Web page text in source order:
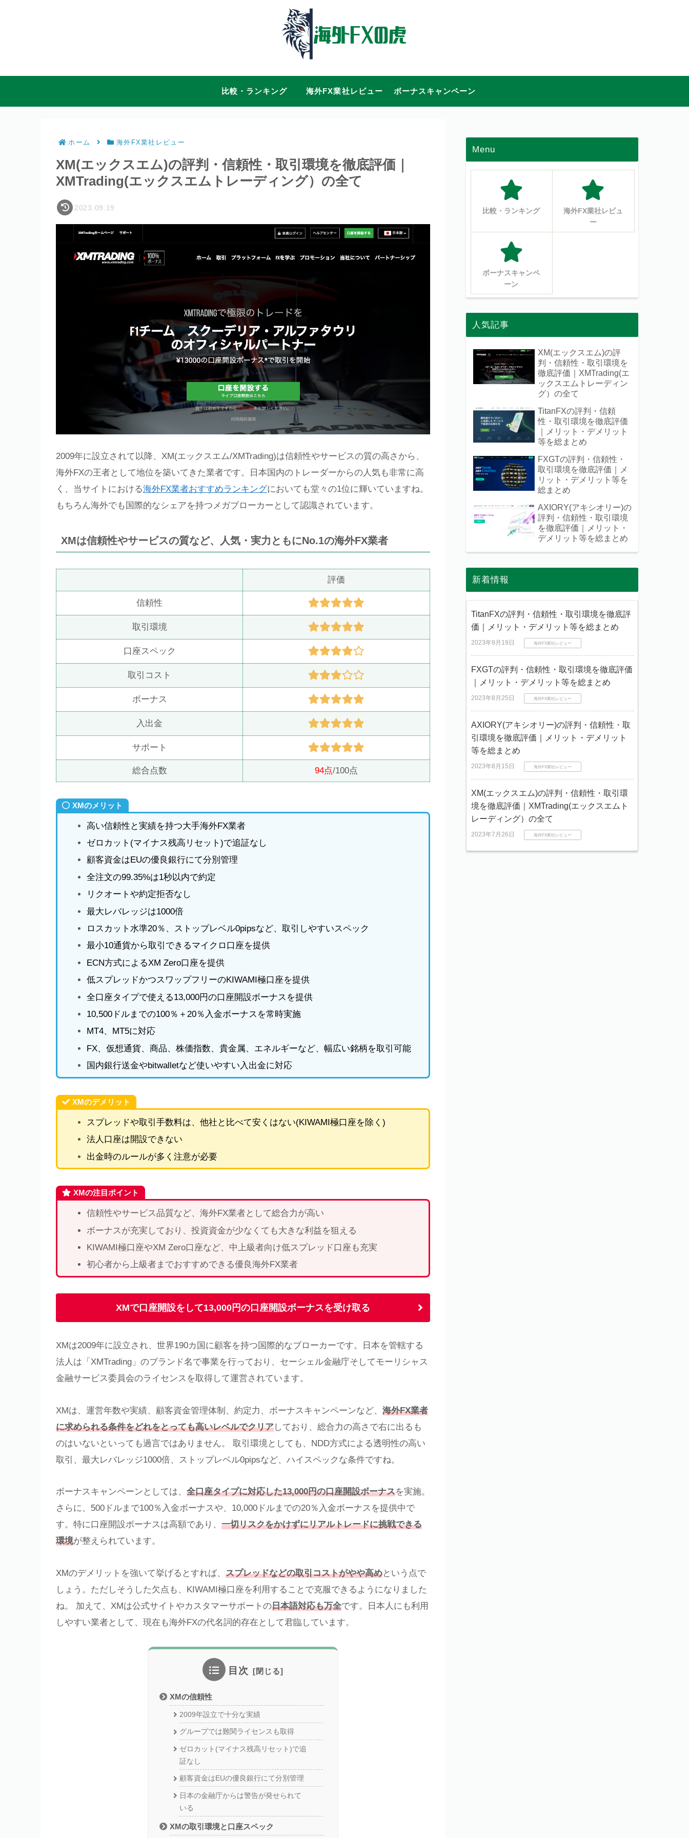
比較・ランキング 海外FX業社レビュー ボーナスキャンペーン
ホーム 海外FX業社レビュー
XM(エックスエム)の評判・信頼性・取引環境を徹底評価｜
XMTrading(エックスエムトレーディング）の全て
2023.09.19
2009年に設立されて以降、XM(エックスエム/XMTrading)は信頼性やサービスの質の高さから、
海外FXの王者として地位を築いてきた業者です。日本国内のトレーダーからの人気も非常に高
く、当サイトにおける海外FX業者おすすめランキングにおいても堂々の1位に輝いていますね。
もちろん海外でも国際的なシェアを持つメガブローカーとして認識されています。
XMは信頼性やサービスの質など、人気・実力ともにNo.1の海外FX業者
評価
信頼性
取引環境
口座スペック
取引コスト
ボーナス
入出金
サポート
総合点数 94点/100点
XMのメリット
高い信頼性と実績を持つ大手海外FX業者
ゼロカット(マイナス残高リセット)で追証なし
顧客資金はEUの優良銀行にて分別管理
全注文の99.35%は1秒以内で約定
リクオートや約定拒否なし
最大レバレッジは1000倍
ロスカット水準20％、ストップレベル0pipsなど、取引しやすいスペック
最小10通貨から取引できるマイクロ口座を提供
ECN方式によるXM Zero口座を提供
低スプレッドかつスワップフリーのKIWAMI極口座を提供
全口座タイプで使える13,000円の口座開設ボーナスを提供
10,500ドルまでの100％＋20％入金ボーナスを常時実施
MT4、MT5に対応
FX、仮想通貨、商品、株価指数、貴金属、エネルギーなど、幅広い銘柄を取引可能
国内銀行送金やbitwalletなど使いやすい入出金に対応
XMのデメリット
スプレッドや取引手数料は、他社と比べて安くはない(KIWAMI極口座を除く)
法人口座は開設できない
出金時のルールが多く注意が必要
XMの注目ポイント
信頼性やサービス品質など、海外FX業者として総合力が高い
ボーナスが充実しており、投資資金が少なくても大きな利益を狙える
KIWAMI極口座やXM Zero口座など、中上級者向け低スプレッド口座も充実
初心者から上級者までおすすめできる優良海外FX業者
XMで口座開設をして13,000円の口座開設ボーナスを受け取る
XMは2009年に設立され、世界190カ国に顧客を持つ国際的なブローカーです。日本を管轄する
法人は「XMTrading」のブランド名で事業を行っており、セーシェル金融庁そしてモーリシャス
金融サービス委員会のライセンスを取得して運営されています。
XMは、運営年数や実績、顧客資金管理体制、約定力、ボーナスキャンペーンなど、 海外FX業者
に求められる条件をどれをとっても高いレベルでクリアしており、総合力の高さで右に出るも
のはいないといっても過言ではありません。 取引環境としても、NDD方式による透明性の高い
取引、最大レバレッジ1000倍、ストップレベル0pipsなど、ハイスペックな条件ですね。
ボーナスキャンペーンとしては、 全口座タイプに対応した13,000円の口座開設ボーナスを実施。
さらに、500ドルまで100％入金ボーナスや、10,000ドルまでの20％入金ボーナスを提供中で
す。特に口座開設ボーナスは高額であり、 一切リスクをかけずにリアルトレードに挑戦できる
環境が整えられています。
XMのデメリットを強いて挙げるとすれば、 スプレッドなどの取引コストがやや高めという点で
しょう。ただしそうした欠点も、KIWAMI極口座を利用することで克服できるようになりました
ね。 加えて、XMは公式サイトやカスタマーサポートの日本語対応も万全です。日本人にも利用
しやすい業者として、現在も海外FXの代名詞的存在として君臨しています。
目次
XMの信頼性
2009年設立で十分な実績
グループでは難関ライセンスも取得
ゼロカット(マイナス残高リセット)で追
証なし
顧客資金はEUの優良銀行にて分別管理
日本の金融庁からは警告が発せられて
いる
XMの取引環境と口座スペック
Menu
比較・ランキング
海外FX業社レビュ
ー
ボーナスキャンペ
ーン
人気記事
XM(エックスエム)の評
判・信頼性・取引環境を
徹底評価｜XMTrading(エ
ックスエムトレーディン
グ）の全て
TitanFXの評判・信頼
性・取引環境を徹底評価
｜メリット・デメリット
等を総まとめ
FXGTの評判・信頼性・
取引環境を徹底評価｜メ
リット・デメリット等を
総まとめ
AXIORY(アキシオリー)の
評判・信頼性・取引環境
を徹底評価｜メリット・
デメリット等を総まとめ
新着情報
TitanFXの評判・信頼性・取引環境を徹底評
価｜メリット・デメリット等を総まとめ
2023年9月19日 海外FX業社レビュー
FXGTの評判・信頼性・取引環境を徹底評価
｜メリット・デメリット等を総まとめ
2023年8月25日 海外FX業社レビュー
AXIORY(アキシオリー)の評判・信頼性・取
引環境を徹底評価｜メリット・デメリット
等を総まとめ
2023年8月15日 海外FX業社レビュー
XM(エックスエム)の評判・信頼性・取引環
境を徹底評価｜XMTrading(エックスエムト
レーディング）の全て
2023年7月26日 海外FX業社レビュー